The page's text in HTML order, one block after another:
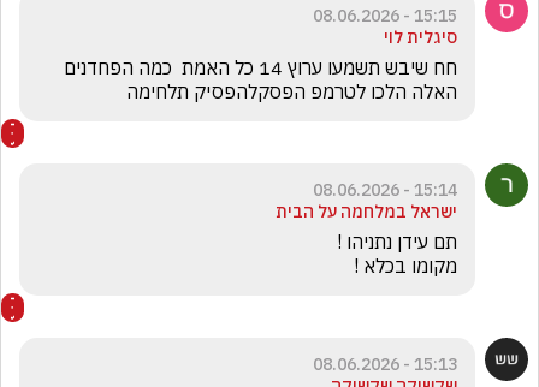
15:15 - 08.06.2026
סיגלית לוי
האלה הלכו לטרמפ הפסקלהפסיק תלחימה
15:14 - 08.06.2026
ישראל במלחמה על הבית
מקומו בכלא !
15:13 - 08.06.2026